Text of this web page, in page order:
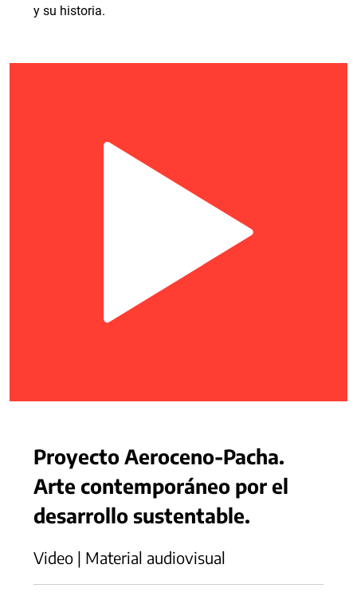
y su historia.
Proyecto Aeroceno-Pacha.
Arte contemporáneo por el
desarrollo sustentable.
Video | Material audiovisual